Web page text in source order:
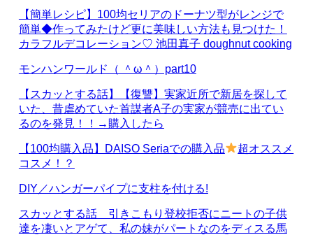
【簡単レシピ】100均セリアのドーナツ型がレンジで
簡単◆作ってみたけど更に美味しい方法も見つけた！
カラフルデコレーション♡ 池田真子 doughnut cooking
モンハンワールド（ ＾ω＾）part10
【スカッとする話】【復讐】実家近所で新居を探して
いた、昔虐めていた首謀者A子の実家が競売に出てい
るのを発見！！→購入したら
【100均購入品】DAISO Seriaでの購入品
超オススメ
コスメ！？
DIY／ハンガーパイプに支柱を付ける!
スカッとする話 引きこもり登校拒否にニートの子供
達を凄いとアゲて、私の妹がパートなのをディスる馬